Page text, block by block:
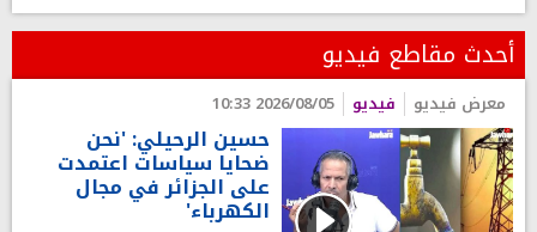
أحدث مقاطع فيديو
معرض فيديو فيديو 2026/08/05 10:33
حسين الرحيلي: 'نحن
ضحايا سياسات اعتمدت
على الجزائر في مجال
الكهرباء'